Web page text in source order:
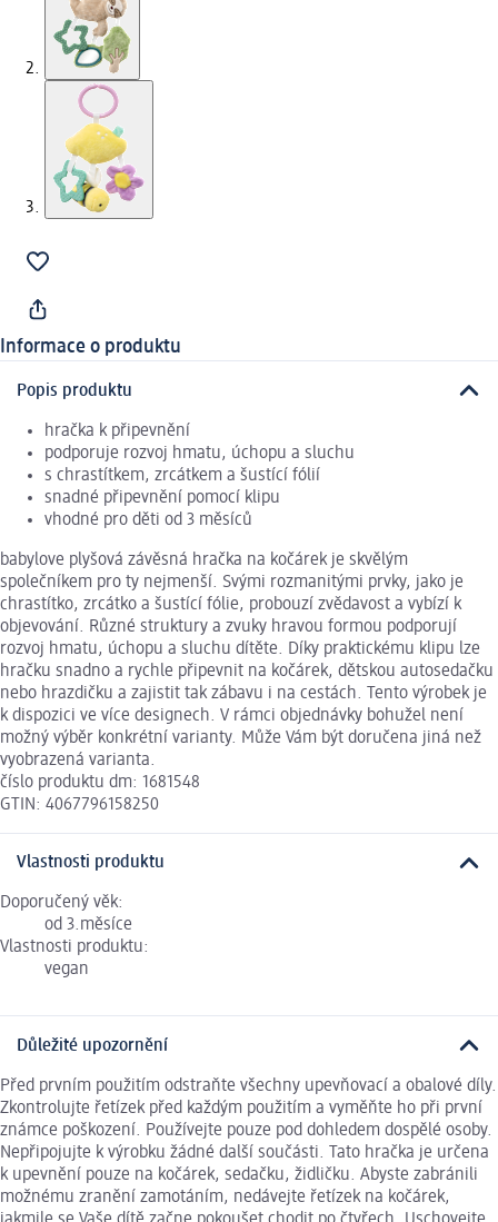
Informace o produktu
Popis produktu
hračka k připevnění
podporuje rozvoj hmatu, úchopu a sluchu
s chrastítkem, zrcátkem a šustící fólií
snadné připevnění pomocí klipu
vhodné pro děti od 3 měsíců
babylove plyšová závěsná hračka na kočárek je skvělým
společníkem pro ty nejmenší. Svými rozmanitými prvky, jako je
chrastítko, zrcátko a šustící fólie, probouzí zvědavost a vybízí k
objevování. Různé struktury a zvuky hravou formou podporují
rozvoj hmatu, úchopu a sluchu dítěte. Díky praktickému klipu lze
hračku snadno a rychle připevnit na kočárek, dětskou autosedačku
nebo hrazdičku a zajistit tak zábavu i na cestách. Tento výrobek je
k dispozici ve více designech. V rámci objednávky bohužel není
možný výběr konkrétní varianty. Může Vám být doručena jiná než
vyobrazená varianta.
číslo produktu dm: 1681548
GTIN: 4067796158250
Vlastnosti produktu
Doporučený věk:
od 3.měsíce
Vlastnosti produktu:
vegan
Důležité upozornění
Před prvním použitím odstraňte všechny upevňovací a obalové díly.
Zkontrolujte řetízek před každým použitím a vyměňte ho při první
známce poškození. Používejte pouze pod dohledem dospělé osoby.
Nepřipojujte k výrobku žádné další součásti. Tato hračka je určena
k upevnění pouze na kočárek, sedačku, židličku. Abyste zabránili
možnému zranění zamotáním, nedávejte řetízek na kočárek,